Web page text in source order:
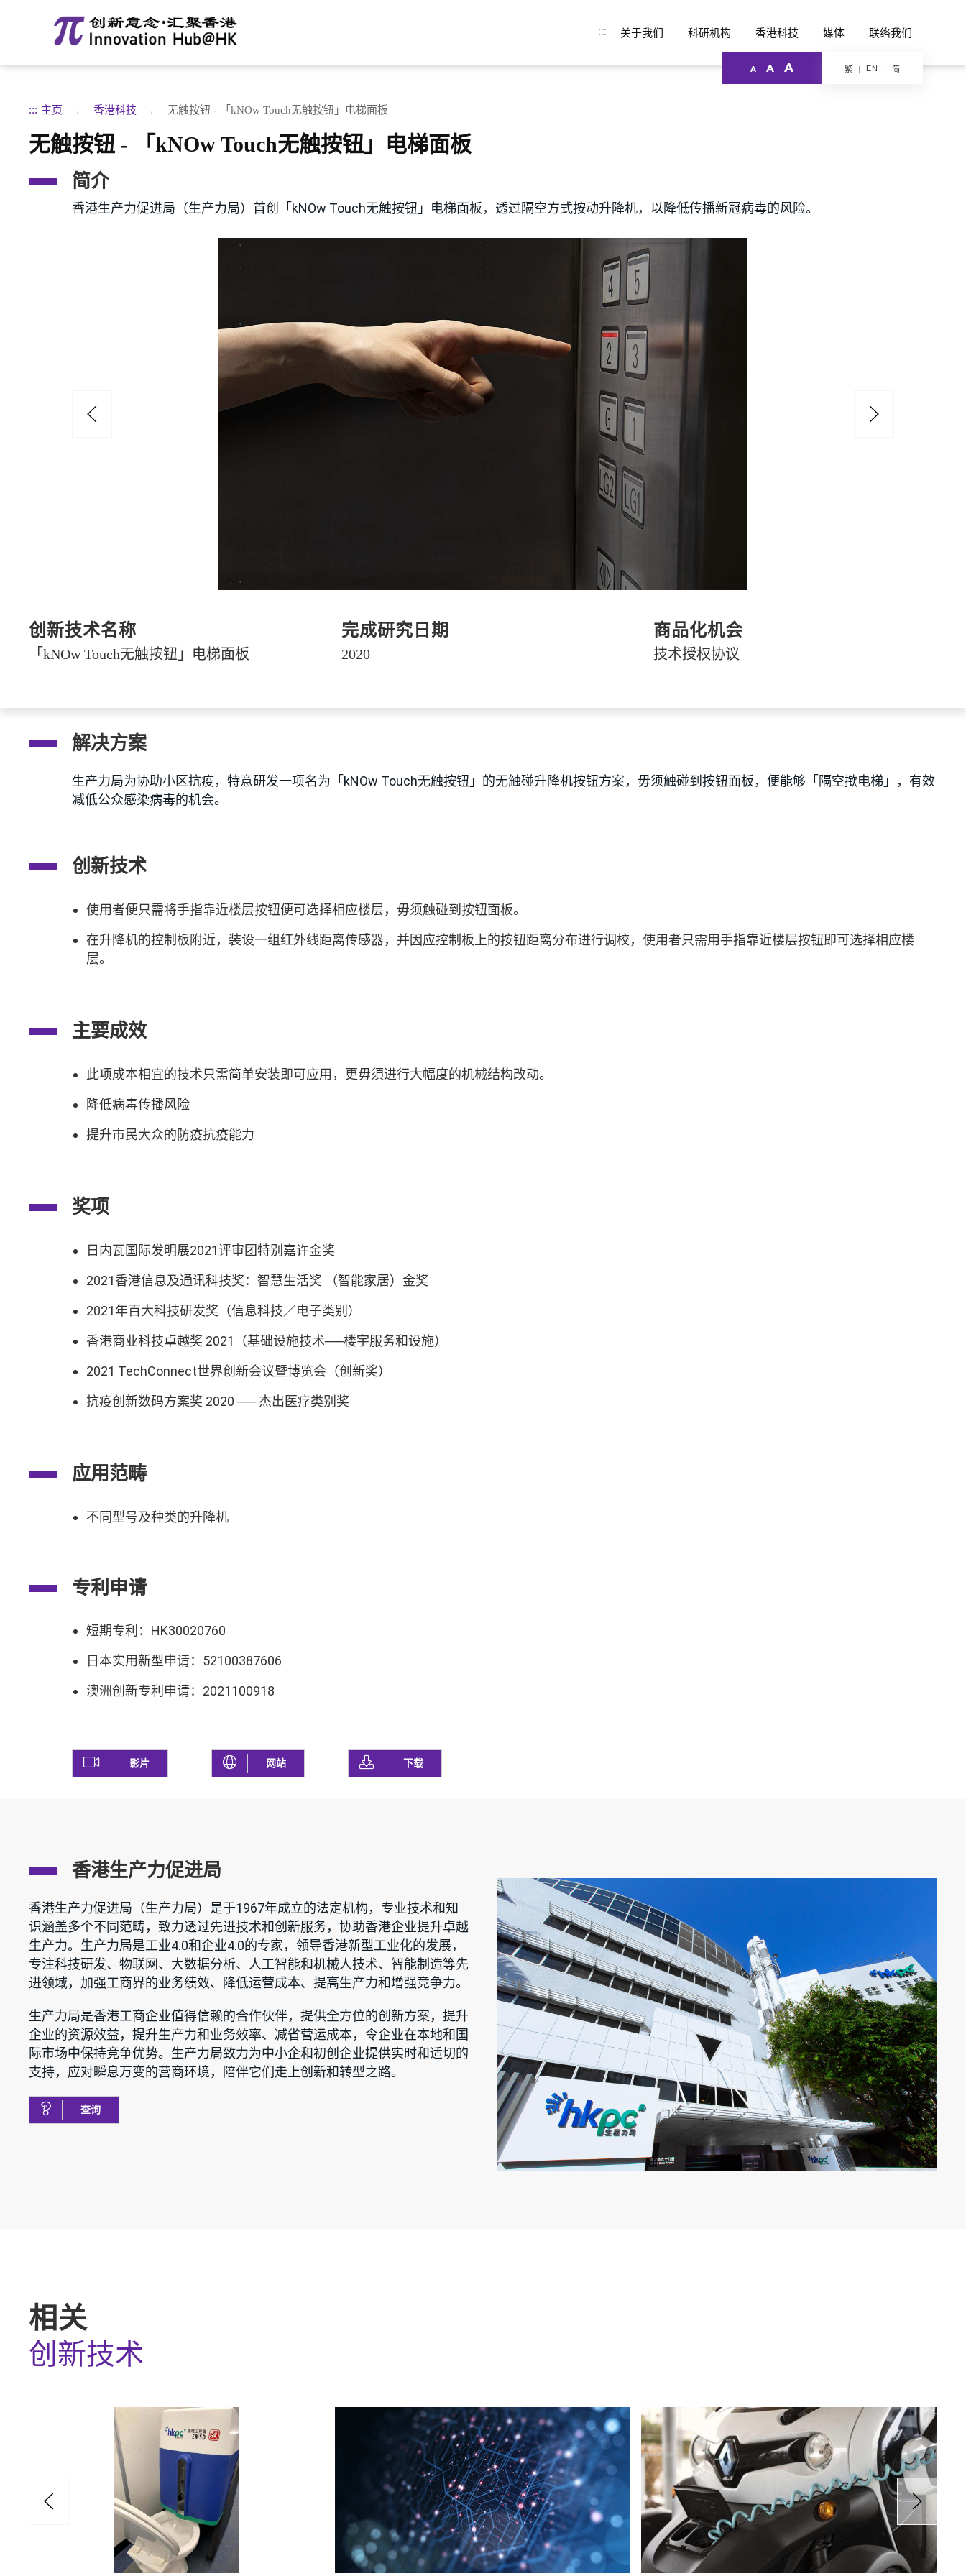
::: 关于我们 科研机构 香港科技 媒体 联络我们
A A A 繁 EN 简
::: 主页 香港科技 无触按钮 - 「kNOw Touch无触按钮」电梯面板
无触按钮 - 「kNOw Touch无触按钮」电梯面板
简介
香港生产力促进局（生产力局）首创「kNOw Touch无触按钮」电梯面板，透过隔空方式按动升降机，以降低传播新冠病毒的风险。
创新技术名称
「kNOw Touch无触按钮」电梯面板
完成研究日期
2020
商品化机会
技术授权协议
解决方案
生产力局为协助小区抗疫，特意研发一项名为「kNOw Touch无触按钮」的无触碰升降机按钮方案，毋须触碰到按钮面板，便能够「隔空揿电梯」，有效
减低公众感染病毒的机会。
创新技术
使用者便只需将手指靠近楼层按钮便可选择相应楼层，毋须触碰到按钮面板。
在升降机的控制板附近，装设一组红外线距离传感器，并因应控制板上的按钮距离分布进行调校，使用者只需用手指靠近楼层按钮即可选择相应楼
层。
主要成效
此项成本相宜的技术只需简单安装即可应用，更毋須进行大幅度的机械结构改动。
降低病毒传播风险
提升市民大众的防疫抗疫能力
奖项
日内瓦国际发明展2021评审团特别嘉许金奖
2021香港信息及通讯科技奖：智慧生活奖 （智能家居）金奖
2021年百大科技研发奖（信息科技／电子类别）
香港商业科技卓越奖 2021（基础设施技术──楼宇服务和设施）
2021 TechConnect世界创新会议暨博览会（创新奖）
抗疫创新数码方案奖 2020 ── 杰出医疗类别奖
应用范畴
不同型号及种类的升降机
专利申请
短期专利：HK30020760
日本实用新型申请：52100387606
澳洲创新专利申请：2021100918
影片 网站 下载
香港生产力促进局
香港生产力促进局（生产力局）是于1967年成立的法定机构，专业技术和知
识涵盖多个不同范畴，致力透过先进技术和创新服务，协助香港企业提升卓越
生产力。生产力局是工业4.0和企业4.0的专家，领导香港新型工业化的发展，
专注科技研发、物联网、大数据分析、人工智能和机械人技术、智能制造等先
进领域，加强工商界的业务绩效、降低运营成本、提高生产力和增强竞争力。
生产力局是香港工商企业值得信赖的合作伙伴，提供全方位的创新方案，提升
企业的资源效益，提升生产力和业务效率、减省营运成本，令企业在本地和国
际市场中保持竞争优势。生产力局致力为中小企和初创企业提供实时和适切的
支持，应对瞬息万变的营商环境，陪伴它们走上创新和转型之路。
查询
相关
创新技术